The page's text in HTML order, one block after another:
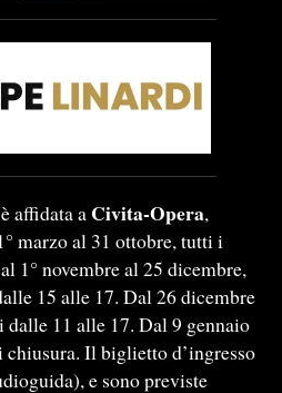
affidata a Civita-Opera,
marzo al 31 ottobre, tutti i
1° novembre al 25 dicembre,
15 alle 17. Dal 26 dicembre
11 alle 17. Dal 9 gennaio
Il biglietto d’ingresso
e sono previste